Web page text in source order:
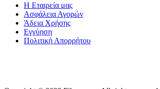
Η Εταιρεία μας
Ασφάλεια Αγορών
Άδεια Χρήσης
Εγγύηση
Πολιτική Απορρήτου